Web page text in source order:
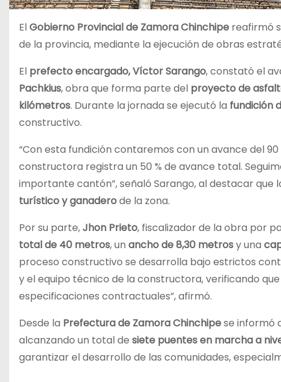
ElGobierno Provincial de Zamora Chinchipe reafirmó
de la provincia, mediante la ejecución de obras
El prefecto encargado, Víctor Sarango, constató el
Pachkius, obra que forma parte del proyecto de
kilómetros. Durante la jornada se ejecutó la fundición
constructivo.
“Con esta fundición contaremos con un avance del
constructora registra un 50 % de avance total.
importante cantón”, señaló Sarango, al destacar
turístico y ganaderode la zona.
Por su parte,Jhon Prieto, fiscalizador de la obra por
total de 40 metros, un ancho de 8,30 metrosy una
proceso constructivo se desarrolla bajo estrictos
y el equipo técnico de la constructora, verificando
especificaciones contractuales”, afirmó.
Desde la Prefectura de Zamora Chinchipese informó
alcanzando un total de siete puentes en marcha a
garantizar el desarrollo de las comunidades,